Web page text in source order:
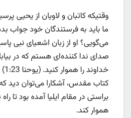
وقتیکه کاتبان و لاویان از یحیی
ما باید به فرستندگان خود جواب
می‌گویی؟ او از زبان اشعیای نبی
صدای ندا کننده‌ای هستم که در
کتاب مقدس، آشکارا می‌توان دید
براستی در مقام ایلیا آمده بود تا
هموار کند.